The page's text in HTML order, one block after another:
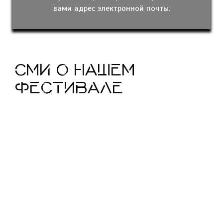
вами адрес электронной почты.
СМИ о нашем
фестивале